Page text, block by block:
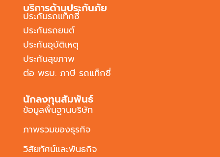
บริการด้านประกันภัย
ประกันรถแท็กซี่
ประกันรถยนต์
ประกันอุบัติเหตุ
ประกันสุขภาพ
ต่อ พรบ. ภาษี รถแท็กซี่
นักลงทุนสัมพันธ์
ข้อมูลพื้นฐานบริษัท
ภาพรวมของธุรกิจ
วิสัยทัศน์และพันธกิจ